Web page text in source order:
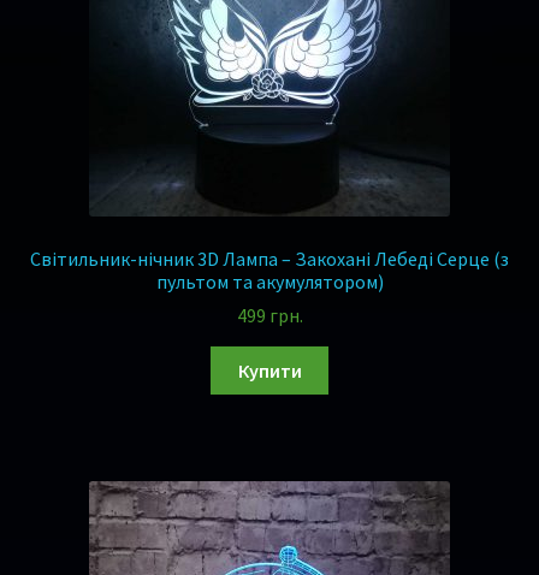
Відгуки
Світильник-нічник 3D Лампа – Закохані Лебеді Серце (з
пультом та акумулятором)
499 грн.
Купити